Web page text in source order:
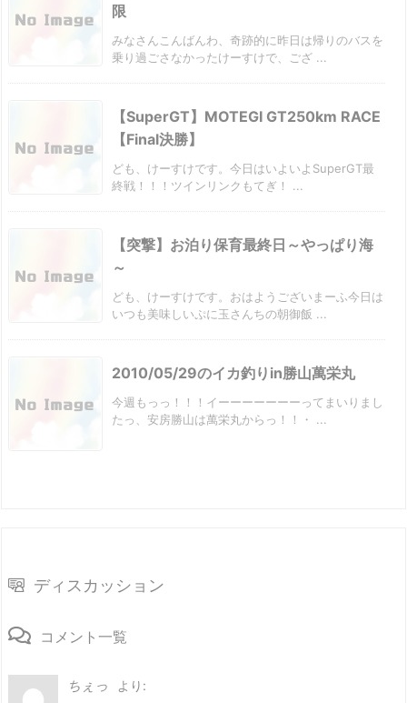
限
みなさんこんばんわ、奇跡的に昨日は帰りのバスを
乗り過ごさなかったけーすけで、ござ ...
【SuperGT】MOTEGI GT250km RACE
【Final決勝】
ども、けーすけです。今日はいよいよSuperGT最
終戦！！！ツインリンクもてぎ！ ...
【突撃】お泊り保育最終日～やっぱり海
～
ども、けーすけです。おはようございまーふ今日は
いつも美味しいぷに玉さんちの朝御飯 ...
2010/05/29のイカ釣りin勝山萬栄丸
今週もっっ！！！イーーーーーーーってまいりまし
たっ、安房勝山は萬栄丸からっ！！・ ...
ディスカッション
コメント一覧
ちぇっ より: